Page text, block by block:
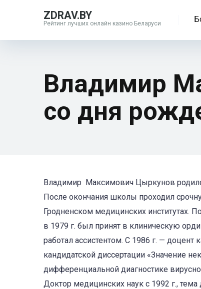
ZDRAV.BY
Рейтинг лучших онлайн казино Беларуси
Владимир
со дня
Владимир Максимович Цыркунов
После окончания школы проходил
Гродненском медицин­ских институтах.
в 1979 г. был принят в клиниче­скую
работал ассистентом. С 1986 г. —
кандидатской диссертации «Значение
дифференциальной диагностике
Доктор медицинских наук с 1992 г.,